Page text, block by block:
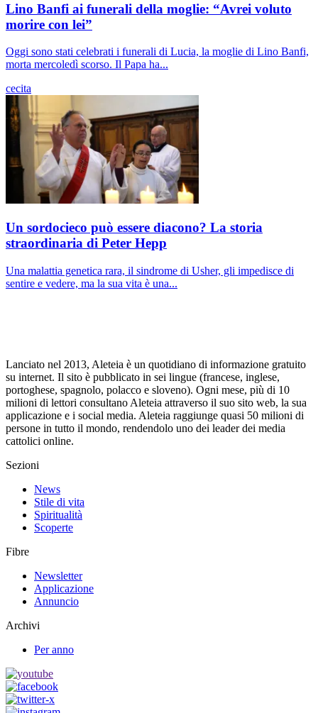
Lino Banfi ai funerali della moglie: “Avrei voluto
morire con lei”
Oggi sono stati celebrati i funerali di Lucia, la moglie di Lino Banfi,
morta mercoledì scorso. Il Papa ha...
cecita
Un sordocieco può essere diacono? La storia
straordinaria di Peter Hepp
Una malattia genetica rara, il sindrome di Usher, gli impedisce di
sentire e vedere, ma la sua vita è una...
Lanciato nel 2013, Aleteia è un quotidiano di informazione gratuito
su internet. Il sito è pubblicato in sei lingue (francese, inglese,
portoghese, spagnolo, polacco e sloveno). Ogni mese, più di 10
milioni di lettori consultano Aleteia attraverso il suo sito web, la sua
applicazione e i social media. Aleteia raggiunge quasi 50 milioni di
persone in tutto il mondo, rendendolo uno dei leader dei media
cattolici online.
Sezioni
News
Stile di vita
Spiritualità
Scoperte
Fibre
Newsletter
Applicazione
Annuncio
Archivi
Per anno